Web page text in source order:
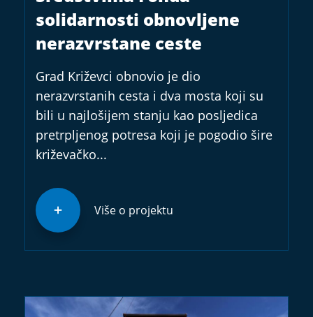
solidarnosti obnovljene
nerazvrstane ceste
Grad Križevci obnovio je dio
nerazvrstanih cesta i dva mosta koji su
bili u najlošijem stanju kao posljedica
pretrpljenog potresa koji je pogodio šire
križevačko...
Više o projektu